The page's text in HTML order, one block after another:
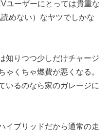
ユーザーにとっては貴重な
めない）なヤツでしかな
知りつつ少しだけチャージ
ゃくちゃ燃費が悪くなる。
いるのなら家のガレージに
イブリッドだから通常の走